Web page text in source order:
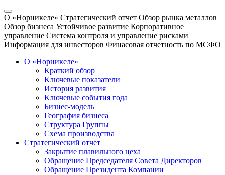
О «Норникеле» Стратегический отчет Обзор рынка металлов
Обзор бизнеса Устойчивое развитие Корпоративное
управление Система контроля и управление рисками
Информация для инвесторов Финасовая отчетность по МСФО
О «Норникеле»
Краткий обзор
Ключевые показатели
История развития
Ключевые события года
Бизнес-модель
География бизнеса
Структура Группы
Схема производства
Стратегический отчет
Закрытие плавильного цеха
Обращение Председателя Совета Директоров
Обращение Президента Компании